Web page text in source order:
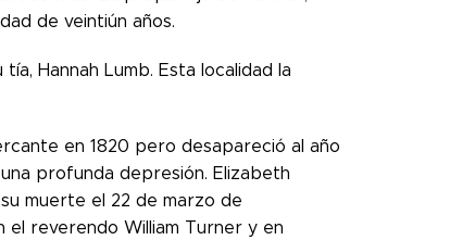
de veintiún años.
Hannah Lumb. Esta localidad la
en 1820 pero desapareció al año
profunda depresión. Elizabeth
muerte el 22 de marzo de
el reverendo William Turner y en